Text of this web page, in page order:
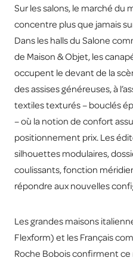
Sur les salons, le marché du
concentre plus que jamais
Dans les halls du Salone
de Maison & Objet, les
occupent le devant de la
des assises généreuses, à
textiles texturés – bouclés
– où la notion de confort
positionnement prix. Les
silhouettes modulaires,
coulissants, fonction
répondre aux nouvelles
Les grandes maisons
Flexform) et les Français
Roche Bobois confirment